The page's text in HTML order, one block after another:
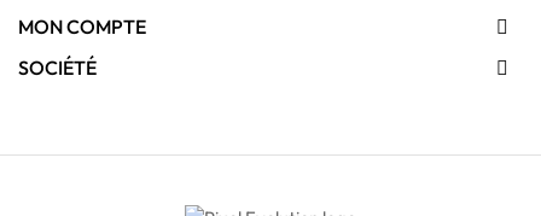
MON COMPTE 
SOCIÉTÉ 